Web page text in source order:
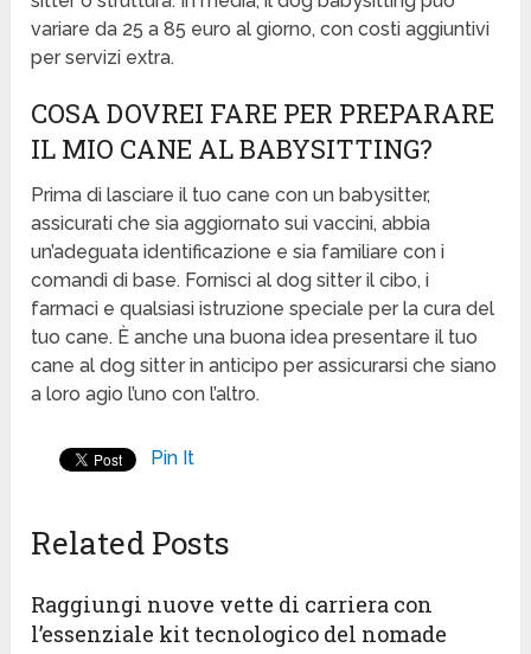
variare da 25 a 85 euro al giorno, con costi aggiuntivi
per servizi extra.
COSA DOVREI FARE PER PREPARARE
IL MIO CANE AL BABYSITTING?
Prima di lasciare il tuo cane con un babysitter,
assicurati che sia aggiornato sui vaccini, abbia
un’adeguata identificazione e sia familiare con i
comandi di base. Fornisci al dog sitter il cibo, i
farmaci e qualsiasi istruzione speciale per la cura del
tuo cane. È anche una buona idea presentare il tuo
cane al dog sitter in anticipo per assicurarsi che siano
a loro agio l’uno con l’altro.
Pin It
Related Posts
Raggiungi nuove vette di carriera con
l’essenziale kit tecnologico del nomade